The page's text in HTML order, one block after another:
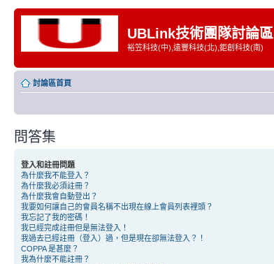
UBLink技術團隊討論區
裕笠科技(中),遠豐科技(北),鉅創科技(南)
討論區首頁
問答集
登入和註冊問題
為什麼我不能登入？
為什麼我必須註冊？
為什麼我會自動登出？
我要如何讓自己的會員名稱不出現在線上會員列表裡頭？
我忘記了我的密碼！
我已經完成註冊但是無法登入！
我過去已經註冊（登入）過，但是現在卻無法登入？！
COPPA 是甚麼？
我為什麼不能註冊？